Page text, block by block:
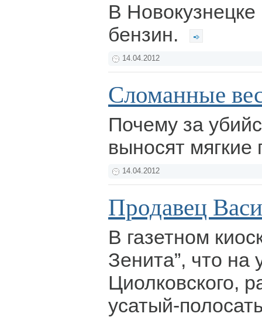
В
бензин.
14.04.2012
Сломанные
Почему за
выносят
14.04.2012
Продавец
В газетном
Зенита”, что на
Циолковского,
усатый-